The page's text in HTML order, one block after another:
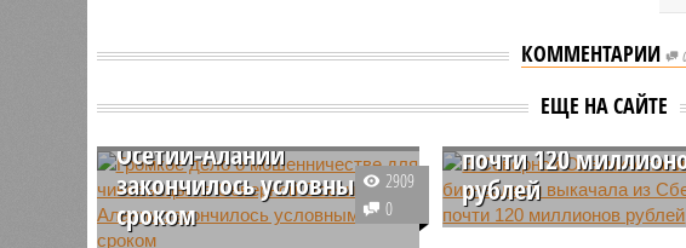
КОММЕНТАРИИ
ЕЩЕ НА САЙТЕ
Громкое дело о
чиновницы из Северной
Осетии-Алании
закончилось условным
сроком
2909
0
В Северной Осетии-
Алании бизнеследи
выкачала из
почти 120
рублей
Деньги из крупнейшего